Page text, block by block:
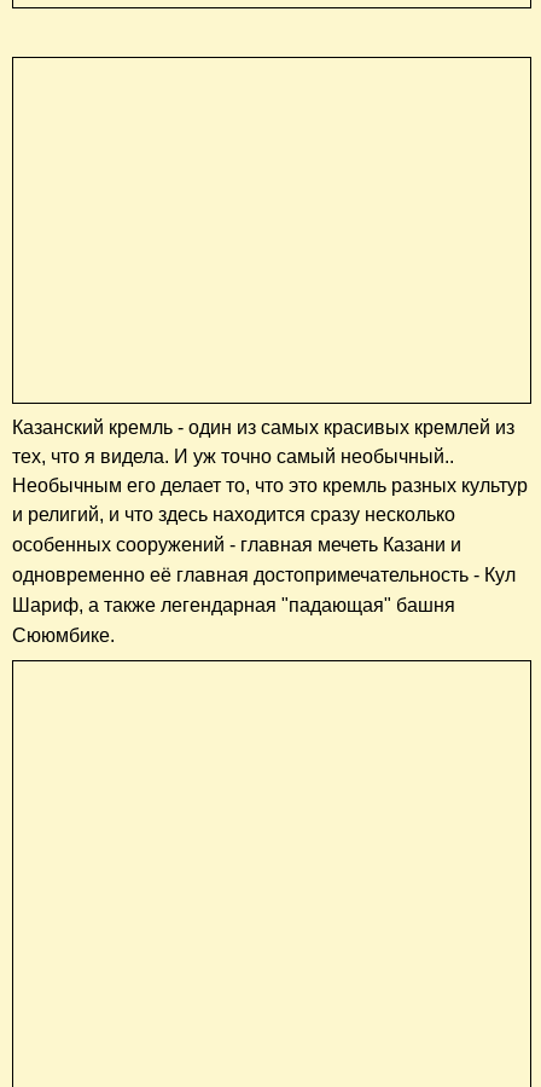
Казанский кремль - один из самых красивых кремлей из
тех, что я видела. И уж точно самый необычный..
Необычным его делает то, что это кремль разных культур
и религий, и что здесь находится сразу несколько
особенных сооружений - главная мечеть Казани и
одновременно её главная достопримечательность - Кул
Шариф, а также легендарная "падающая" башня
Сююмбике.